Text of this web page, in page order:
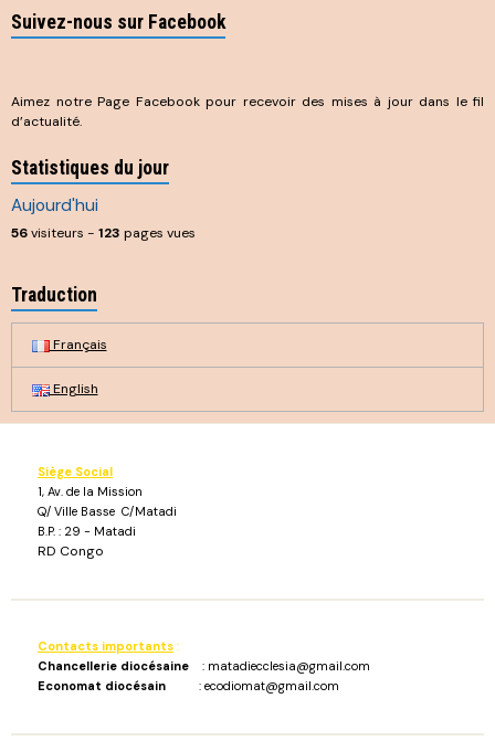
Suivez-nous sur Facebook
Aimez notre Page Facebook pour recevoir des mises à jour dans le fil
d’actualité.
Statistiques du jour
Aujourd'hui
56visiteurs - 123 pages vues
Traduction
Français
English
Siège Social
1, Av. de la Mission
Q/ Ville Basse C/Matadi
B.P. : 29 - Matadi
RD Congo
Contacts importants :
Chancellerie diocésaine : matadiecclesia@gmail.com
Economat diocésain : ecodiomat@gmail.com